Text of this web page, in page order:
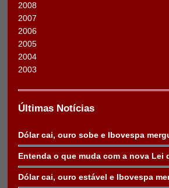
2008
2007
2006
2005
2004
2003
Últimas Notícias
Dólar cai, ouro sobe e Ibovespa
Entenda o que muda com a nova Lei
Dólar cai, ouro estável e Ibovespa